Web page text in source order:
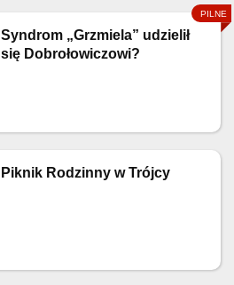
Syndrom „Grzmiela” udzielił
się Dobrołowiczowi?
Piknik Rodzinny w Trójcy